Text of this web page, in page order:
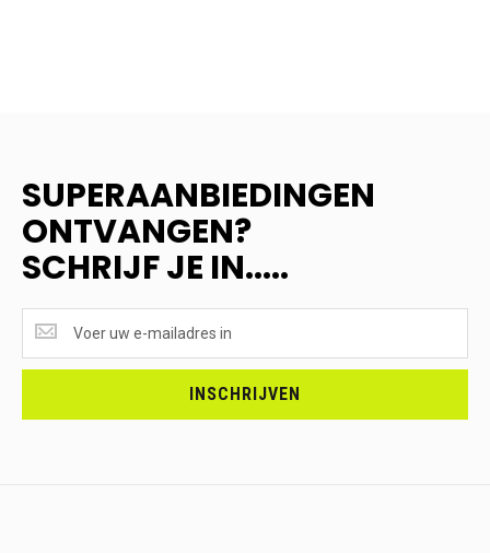
SUPERAANBIEDINGEN
ONTVANGEN?
SCHRIJF JE IN.....
ONTVANGEN?
<br>SCHRIJF
INSCHRIJVEN